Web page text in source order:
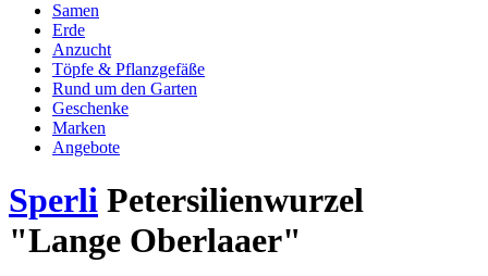
Samen
Erde
Anzucht
Töpfe & Pflanzgefäße
Rund um den Garten
Geschenke
Marken
Angebote
Sperli Petersilienwurzel
"Lange Oberlaaer"